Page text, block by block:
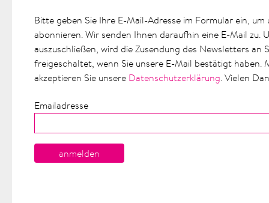
Bitte geben Sie Ihre E-Mail-Adresse im Formular ein,
abonnieren. Wir senden Ihnen daraufhin eine E-Mail zu.
auszuschließen, wird die Zusendung des Newsletters an
freigeschaltet, wenn Sie unsere E-Mail bestätigt haben.
akzeptieren Sie unsere Datenschutzerklärung. Vielen
Emailadresse